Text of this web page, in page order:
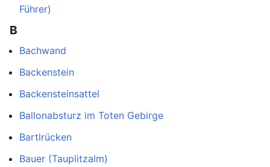
Führer)
B
Bachwand
Backenstein
Backensteinsattel
Ballonabsturz im Toten Gebirge
Bartlrücken
Bauer (Tauplitzalm)